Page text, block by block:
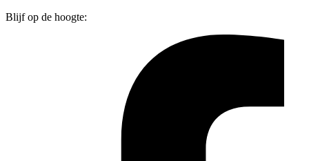
Blijf op de hoogte: